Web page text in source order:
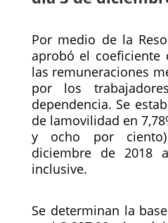
Por medio de la
aprobó el coeficiente
las remuneraciones
por los
dependencia. Se
de lamovilidad en
y ocho por
diciembre de 2018
inclusive.
Se determinan la